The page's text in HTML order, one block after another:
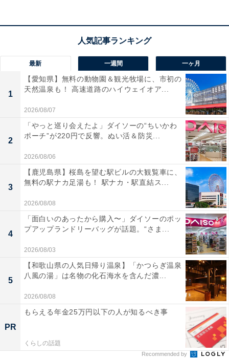
から転出した場合は退園となるため、転居予定のある人
は注意してください。
こちらもおすすめ
【港区】子育て世帯へ「令和7年度年末保育」募
集開始が迫る。年度末に子どもを預かる制度で
最新 一週間 一ヶ月
1
【愛知県】無料の動物園＆観光牧場に、市初の
天然温泉も！ 高速道路のハイウェイオア...
2026/08/07
2
「やっと巡り会えたよ」ダイソーの“ちいかわ
ポーチ”が220円で反響。ぬい活＆防災...
2026/08/06
3
【鹿児島県】桜島を望む駅ビルの大観覧車に、
無料の駅ナカ足湯も！ 駅ナカ・駅直結ス...
2026/08/08
4
「面白いのあったから購入〜」ダイソーのポッ
プアップランドリーバッグが話題。“さま...
2026/08/03
5
【和歌山県の人気日帰り温泉】「かつらぎ温泉
八風の湯」は名物の化石海水を含んだ濃...
2026/08/08
PR
もらえる年金25万円以下の人が知るべき事
くらしの話題
Recommended by